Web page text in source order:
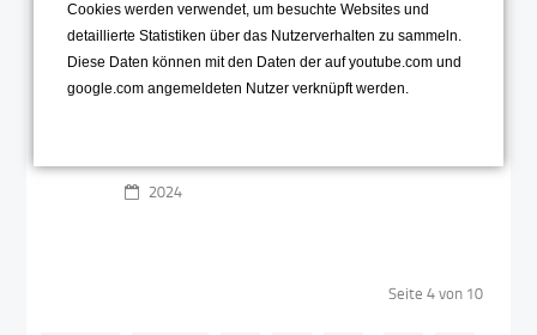
Der 11. Jahrgang konnte
sich eine eigene Meinung
zur HPV-Impfung bilden
2024
Seite 4 von 10
Cookies werden verwendet, um besuchte Websites und
detaillierte Statistiken über das Nutzerverhalten zu sammeln.
Diese Daten können mit den Daten der auf youtube.com und
google.com angemeldeten Nutzer verknüpft werden.